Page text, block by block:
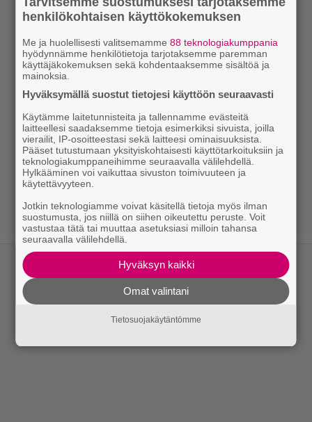
henkilökohtaisen käyttökokemuksen
Me ja huolellisesti valitsemamme88 teknologiakumppania
hyödynnämme henkilötietoja tarjotaksemme paremman
käyttäjäkokemuksen sekä kohdentaaksemme sisältöä ja
mainoksia.
Hyväksymällä suostut tietojesi käyttöön seuraavasti
Käytämme laitetunnisteita ja tallennamme evästeitä
laitteellesi saadaksemme tietoja esimerkiksi sivuista, joilla
vierailit, IP-osoitteestasi sekä laitteesi ominaisuuksista.
Pääset tutustumaan yksityiskohtaisesti käyttötarkoituksiin ja
teknologiakumppaneihimme seuraavalla välilehdellä.
Hylkääminen voi vaikuttaa sivuston toimivuuteen ja
käytettävyyteen.
Jotkin teknologiamme voivat käsitellä tietoja myös ilman
suostumusta, jos niillä on siihen oikeutettu peruste. Voit
vastustaa tätä tai muuttaa asetuksiasi milloin tahansa
seuraavalla välilehdellä.
Hyväksyn kaikki
Omat valintani
Tietosuojakäytäntömme